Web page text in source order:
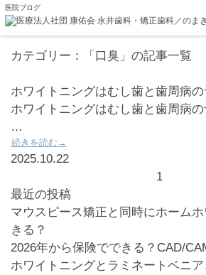
医院ブログ
カテゴリー：「口臭」の記事一覧
ホワイトニングはむし歯と歯周病の
ホワイトニングはむし歯と歯周病
…
続きを読む→
2025.10.22
1
最近の投稿
マウスピース矯正と同時にホーム
きる？
2026年から保険でできる？CAD/
ホワイトニングとラミネートベニ